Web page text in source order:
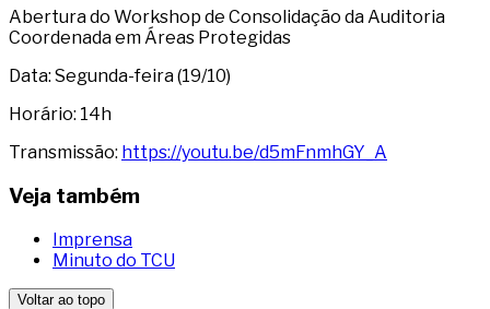
Abertura do Workshop de Consolidação da Auditoria
Coordenada em Áreas Protegidas
Data: Segunda-feira (19/10)
Horário: 14h
Transmissão: https://youtu.be/d5mFnmhGY_A
Veja também
Imprensa
Minuto do TCU
Voltar ao topo